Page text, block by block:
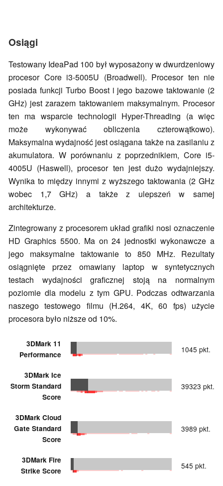
Osiągi
Testowany IdeaPad 100 był wyposażony w dwurdzeniowy
procesor Core i3-5005U (Broadwell). Procesor ten nie
posiada funkcji Turbo Boost i jego bazowe taktowanie (2
GHz) jest zarazem taktowaniem maksymalnym. Procesor
ten ma wsparcie technologii Hyper-Threading (a więc
może wykonywać obliczenia czterowątkowo).
Maksymalna wydajność jest osiągana także na zasilaniu z
akumulatora. W porównaniu z poprzednikiem, Core i5-
4005U (Haswell), procesor ten jest dużo wydajniejszy.
Wynika to między innymi z wyższego taktowania (2 GHz
wobec 1,7 GHz) a także z ulepszeń w samej
architekturze.
Zintegrowany z procesorem układ grafiki nosi oznaczenie
HD Graphics 5500. Ma on 24 jednostki wykonawcze a
jego maksymalne taktowanie to 850 MHz. Rezultaty
osiągnięte przez omawiany laptop w syntetycznych
testach wydajności graficznej stoją na normalnym
poziomie dla modelu z tym GPU. Podczas odtwarzania
naszego testowego filmu (H.264, 4K, 60 fps) użycie
procesora było niższe od 10%.
3DMark 11
Performance
1045 pkt.
3DMark Ice
Storm Standard
Score
39323 pkt.
3DMark Cloud
Gate Standard
Score
3989 pkt.
3DMark Fire
Strike Score
545 pkt.